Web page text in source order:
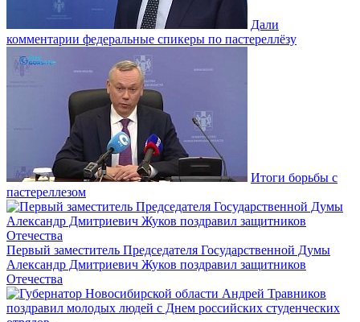
Дали
комментарии федеральные спикеры по пастереллёзу
Итоги борьбы с
пастереллезом
Первый заместитель Председателя Государственной Думы
Александр Дмитриевич Жуков поздравил защитников
Отечества